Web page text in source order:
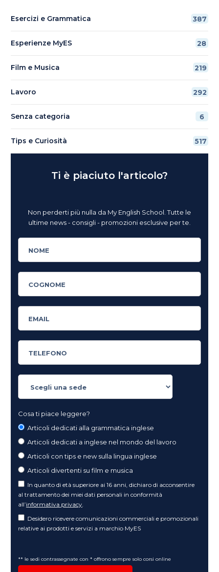
Esercizi e Grammatica 387
Esperienze MyES 28
Film e Musica 219
Lavoro 292
Senza categoria 6
Tips e Curiosità 517
Ti è piaciuto l'articolo?
Non perderti più nulla da My English School. Tutte le
ultime news - consigli - promozioni esclusive per te.
Cosa ti piace leggere?
Articoli dedicati alla grammatica inglese
Articoli dedicati a inglese nel mondo del lavoro
Articoli con tips e new sulla lingua inglese
Articoli divertenti su film e musica
In quanto di età superiore ai 16 anni, dichiaro di acconsentire
al trattamento dei miei dati personali in conformità
all’informativa privacy
Desidero ricevere comunicazioni commerciali e promozionali
relative ai prodotti e servizi a marchio MyES
** le sedi contrassegnate con * offrono sempre solo corsi online